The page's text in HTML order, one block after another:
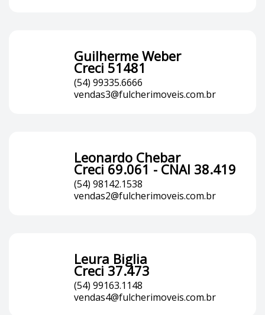
Guilherme Weber
Creci 51481
(54) 99335.6666
vendas3@fulcherimoveis.com.br
Leonardo Chebar
Creci 69.061 - CNAI 38.419
(54) 98142.1538
vendas2@fulcherimoveis.com.br
Leura Biglia
Creci 37.473
(54) 99163.1148
vendas4@fulcherimoveis.com.br